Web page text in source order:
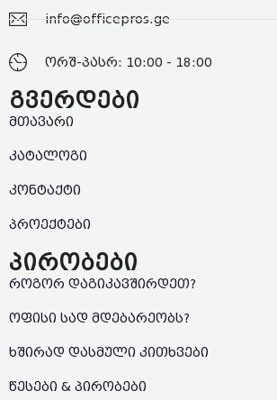
info@officepros.ge
ორშ-პასრ: 10:00 - 18:00
გვერდები
მთავარი
კატალოგი
კონტაქტი
პროექტები
პირობები
როგორ დაგიკავშირდეთ?
ოფისი სად მდებარეობს?
ხშირად დასმული კითხვები
წესები & პირობები